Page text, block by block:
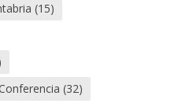
(15)
Conferencia (32)